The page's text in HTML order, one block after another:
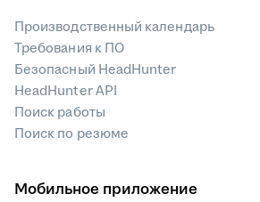
Производственный календарь
Требования к ПО
Безопасный HeadHunter
HeadHunter API
Поиск работы
Поиск по резюме
Мобильное приложение